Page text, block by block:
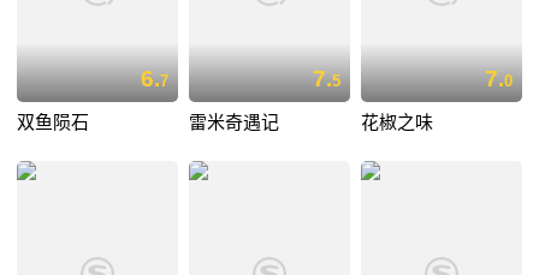
6.7
双鱼陨石
7.5
雷米奇遇记
7.0
花椒之味